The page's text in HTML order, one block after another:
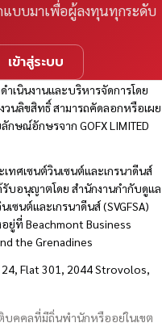
บบมาเพื่อผู้ลงทุนทุกระดับ
เข้าสู่ระบบ
ำเนินงานและบริหารจัดการโดย
วนลิขสิทธิ์ สามารถคัดลอกหรือเผย
ษณ์อักษรจาก GOFX LIMITED
ทศเซนต์วินเซนต์และเกรนาดีนส์
บอนุญาตโดย สำนักงานกำกับดูแล
ซนต์และเกรนาดีนส์ (SVGFSA)
อยู่ที่ Beachmont Business
the Grenadines
24, Flat 301, 2044 Strovolos,
ติบุคคลที่มีถิ่นพำนักหรืออยู่ในเขต